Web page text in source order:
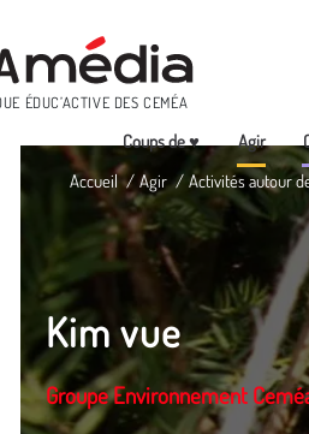
ÉDUC’ACTIVE DES CEMÉA
Menu
Coups de ♥ Agir
Accueil Agir Activités autour
Kim vue
Groupe Environnement